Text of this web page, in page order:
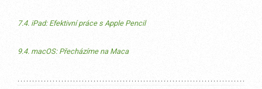
7.4. iPad: Efektivní práce s Apple Pencil
9.4. macOS: Přecházíme na Maca